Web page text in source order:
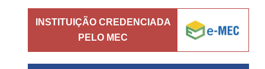
INSTITUIÇÃO CREDENCIADA
PELO MEC